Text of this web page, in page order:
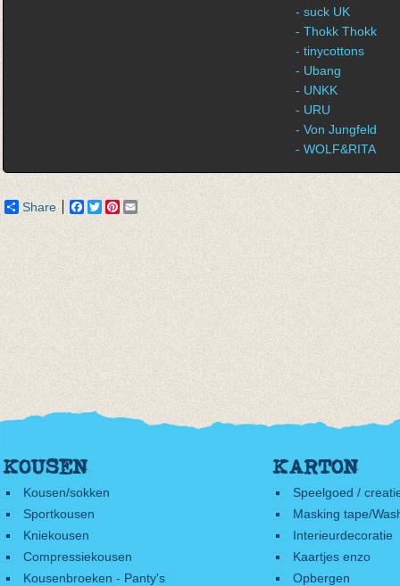
- suck UK
- Thokk Thokk
- tinycottons
- Ubang
- UNKK
- URU
- Von Jungfeld
- WOLF&RITA
Share Facebook
TwitterPinterest
KOUSEN
Kousen/sokken
Sportkousen
Kniekousen
Compressiekousen
Kousenbroeken - Panty's
KARTON
Speelgoed /
Masking tape/
Interieurdecoratie
Kaartjes enzo
Opbergen